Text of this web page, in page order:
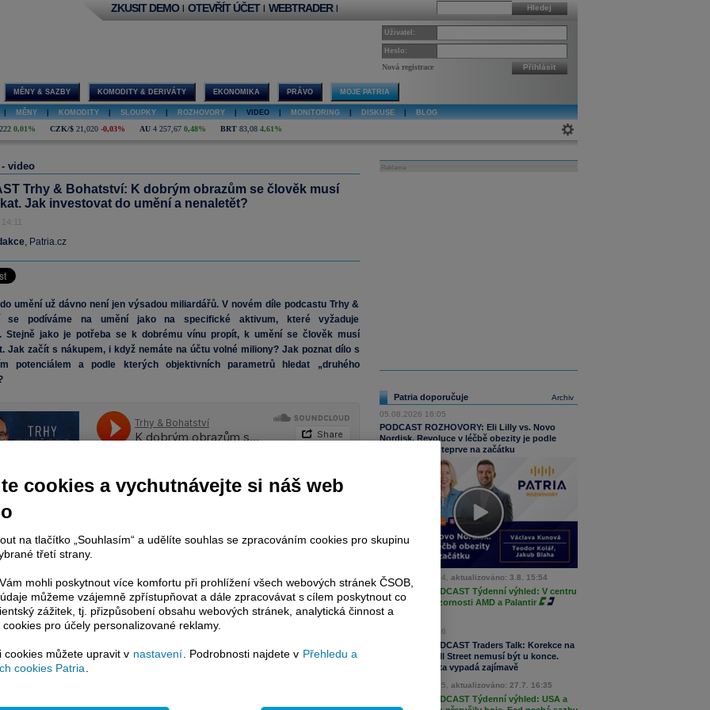
Hledej
ZKUSIT DEMO | OTEVŘÍT ÚČET | WEBTRADER |
Uživatel:
Heslo:
Nová registrace Přihlásit
MĚNY & SAZBY KOMODITY & DERIVÁTY EKONOMIKA PRÁVO MOJE PATRIA
MĚNY KOMODITY SLOUPKY ROZHOVORY VIDEO MONITORING DISKUSE BLOG
0,01% CZK/$ 21,020 -0,03% AU 4 257,67 0,48% BRT 83,08 4,61%
- video
Trhy & Bohatství: K dobrým obrazům se člověk musí
Jak investovat do umění a nenaletět?
, Patria.cz
do umění už dávno není jen výsadou miliardářů. V novém díle podcastu Trhy &
se podíváme na umění jako na specifické aktivum, které vyžaduje
Stejně jako je potřeba se k dobrému vínu propít, k umění se člověk musí
Jak začít s nákupem, i když nemáte na účtu volné miliony? Jak poznat dílo s
potenciálem a podle kterých objektivních parametrů hledat „druhého
K dobrým obrazům se člověk musí prokoukat. Jak investovat do umění a nenaletět?
umění nejdražší investiční chybou? „Kupovat si malbu od Emila Filly za 100 tisíc
investiční red flag. To už je větší šance na zhodnocení u nákupu losů,“ říká v
podcastu Trhy & Bohatství galerista Matyáš Kodl.
totiž víc než kde jinde platí, že výjimečnost a kvalita jsou hlavními nositeli
bezpečnější pořídit si jeden špičkový kus, než tříštit budget do více položek, kde
Reklama
Archiv
Patria doporučuje
05.08.2026 16:05
PODCAST ROZHOVORY: Eli Lilly vs. Novo
Nordisk. Revoluce v léčbě obezity je podle
MUDr. Kunové teprve na začátku
03.08.2026 15:54, aktualizováno: 3.8. 15:54
PODCAST Týdenní výhled: V centru
pozornosti AMD a Palantir
30.07.2026 16:36
PODCAST Traders Talk: Korekce na
Wall Street nemusí být u konce.
Meta vypadá zajímavě
27.07.2026 16:35, aktualizováno: 27.7. 16:35
PODCAST Týdenní výhled: USA a
cookies a vychutnávejte si náš web
na tlačítko „Souhlasím“ a udělíte souhlas se zpracováním cookies pro skupinu
třetí strany.
mohli poskytnout více komfortu při prohlížení všech webových stránek ČSOB,
můžeme vzájemně zpřístupňovat a dále zpracovávat s cílem poskytnout co
zážitek, tj. přizpůsobení obsahu webových stránek, analytická činnost a
pro účely personalizované reklamy.
cookies můžete upravit v nastavení . Podrobnosti najdete v Přehledu a
cookies Patria